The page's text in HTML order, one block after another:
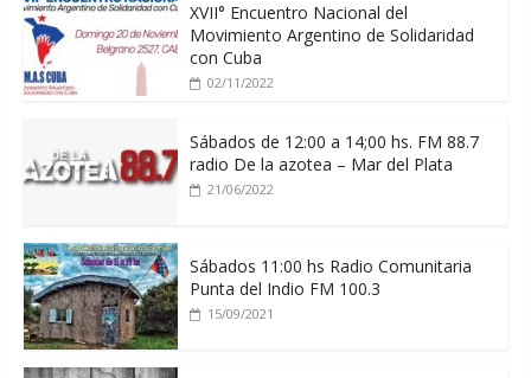
XVII° Encuentro Nacional del
Movimiento Argentino de Solidaridad
con Cuba
02/11/2022
Sábados de 12:00 a 14;00 hs. FM 88.7
radio De la azotea – Mar del Plata
21/06/2022
Sábados 11:00 hs Radio Comunitaria
Punta del Indio FM 100.3
15/09/2021